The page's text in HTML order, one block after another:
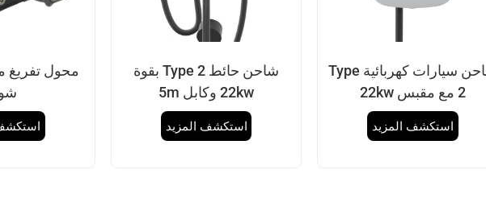
شاحن حائط Type 2 بقوة
22kw وكابل 5m
استكشف المزيد
شاحن سيارات كهربائية Type
2 مع مقبس 22kw
استكشف المزيد